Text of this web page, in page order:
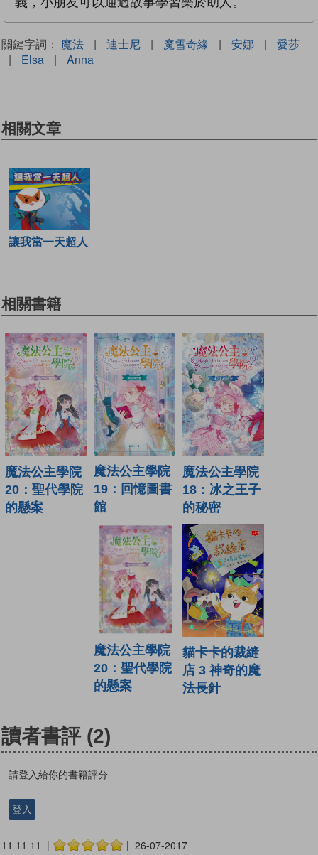
關鍵字詞： 魔法 | 迪士尼 | 魔雪奇緣 | 安娜 |
愛莎
|
Elsa | Anna
相關文章
讓我當一天超人
相關書籍
魔法公主學院
20：聖代學院
的懸案
魔法公主學院
19：回憶圖書
館
魔法公主學院
18：冰之王子
的秘密
魔法公主學院
20：聖代學院
的懸案
貓卡卡的裁縫
店 3 神奇的魔
法長針
讀者書評 (2)
請登入給你的書籍評分
登入
11 11 11 | | 26-07-2017